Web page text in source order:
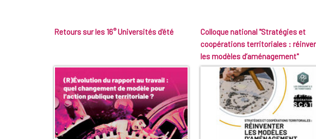
Retours sur les 16° Universités d'été
Colloque national "Stratégies et
coopérations territoriales :
les modèles d’aménagement"